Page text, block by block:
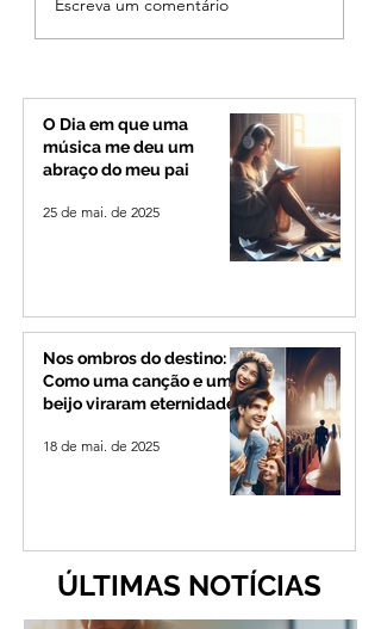
cita mensagem divina,
mas partido nega
de Minas
Escreva um comentário
O Dia em que uma
música me deu um
abraço do meu pai
25 de mai. de 2025
Nos ombros do destino:
Como uma canção e um
beijo viraram eternidade
18 de mai. de 2025
ÚLTIMAS NOTÍCIAS